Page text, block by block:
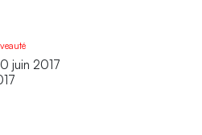
juin 2017